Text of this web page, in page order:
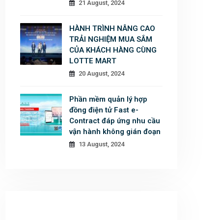
21 August, 2024
HÀNH TRÌNH NÂNG CAO
TRẢI NGHIỆM MUA SẮM
CỦA KHÁCH HÀNG CÙNG
LOTTE MART
20 August, 2024
Phần mềm quản lý hợp
đồng điện tử Fast e-
Contract đáp ứng nhu cầu
vận hành không gián đoạn
13 August, 2024